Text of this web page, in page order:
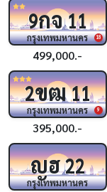
18
9กจ11
กรุงเทพมหานคร
499,000.-
9
2ขฒ11
กรุงเทพมหานคร
395,000.-
ญฮ22
กรุงเทพมหานคร